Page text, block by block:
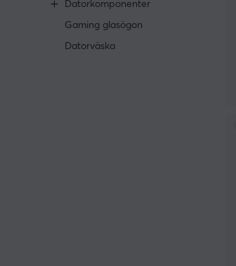
Datorkomponenter
Gaming glasögon
Datorväska